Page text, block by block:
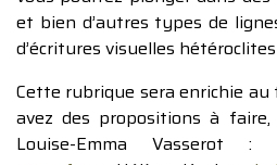
et bien d’autres types de
d’écritures visuelles
Cette rubrique sera enrichie au
avez des propositions à
Louise-Emma Vasserot :